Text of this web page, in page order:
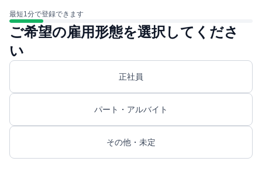
最短1分で登録できます
ご希望の雇用形態を選択してくださ
い
正社員
パート・アルバイト
その他・未定